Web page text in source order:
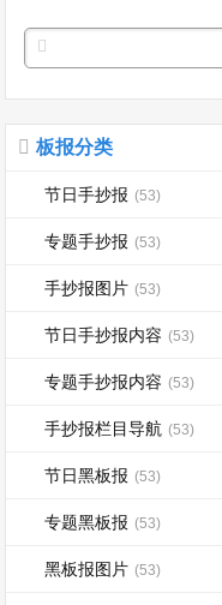
板报分类
节日手抄报 (53)
专题手抄报 (53)
手抄报图片 (53)
节日手抄报内容 (53)
专题手抄报内容 (53)
手抄报栏目导航 (53)
节日黑板报 (53)
专题黑板报 (53)
黑板报图片 (53)